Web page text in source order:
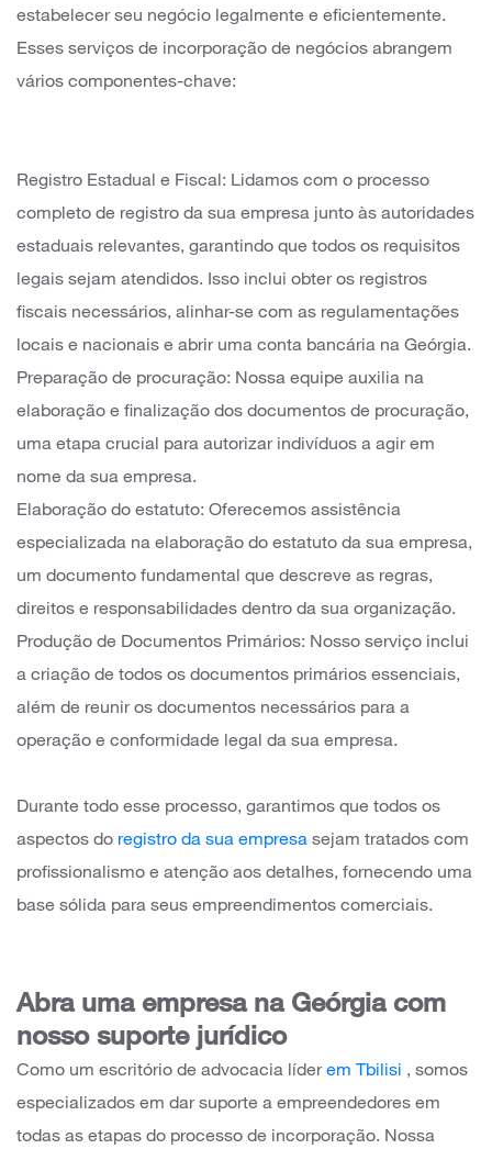
estabelecer seu negócio legalmente e eficientemente.
Esses serviços de incorporação de negócios abrangem
vários componentes-chave:
Registro Estadual e Fiscal: Lidamos com o processo
completo de registro da sua empresa junto às autoridades
estaduais relevantes, garantindo que todos os requisitos
legais sejam atendidos. Isso inclui obter os registros
fiscais necessários, alinhar-se com as regulamentações
locais e nacionais e abrir uma conta bancária na Geórgia.
Preparação de procuração: Nossa equipe auxilia na
elaboração e finalização dos documentos de procuração,
uma etapa crucial para autorizar indivíduos a agir em
nome da sua empresa.
Elaboração do estatuto: Oferecemos assistência
especializada na elaboração do estatuto da sua empresa,
um documento fundamental que descreve as regras,
direitos e responsabilidades dentro da sua organização.
Produção de Documentos Primários: Nosso serviço inclui
a criação de todos os documentos primários essenciais,
além de reunir os documentos necessários para a
operação e conformidade legal da sua empresa.
Durante todo esse processo, garantimos que todos os
aspectos do registro da sua empresa sejam tratados com
profissionalismo e atenção aos detalhes, fornecendo uma
base sólida para seus empreendimentos comerciais.
Abra uma empresa na Geórgia com
nosso suporte jurídico
Como um escritório de advocacia líder em Tbilisi , somos
especializados em dar suporte a empreendedores em
todas as etapas do processo de incorporação. Nossa